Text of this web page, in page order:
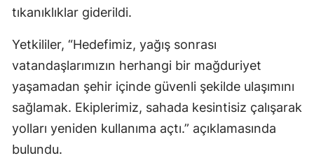
tıkanıklıklar giderildi.
Yetkililer, “Hedefimiz, yağış sonrası
vatandaşlarımızın herhangi bir mağduriyet
yaşamadan şehir içinde güvenli şekilde ulaşımını
sağlamak. Ekiplerimiz, sahada kesintisiz çalışarak
yolları yeniden kullanıma açtı.” açıklamasında
bulundu.